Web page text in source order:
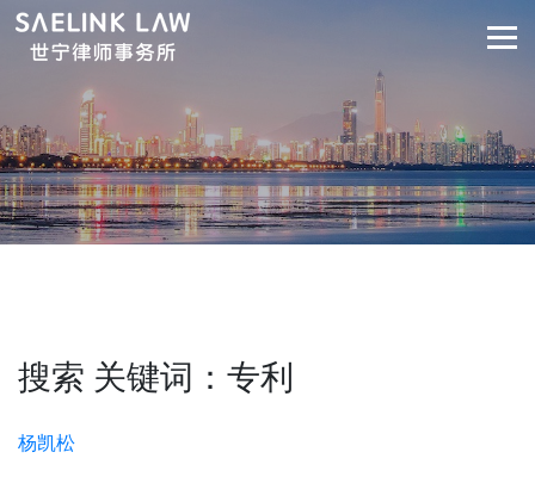
搜索 关键词：专利
杨凯松